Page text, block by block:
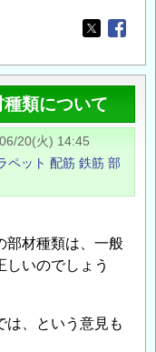
Opens in
類について
20(火) 14:45
ペット 配筋 鉄筋 部
部材種類は、一般
しいのでしょう
は、という意見も